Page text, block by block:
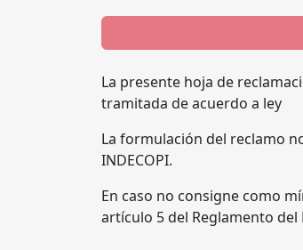
La presente hoja de
tramitada de acuerdo a ley
La formulación del reclamo
INDECOPI.
En caso no consigne como
artículo 5 del Reglamento